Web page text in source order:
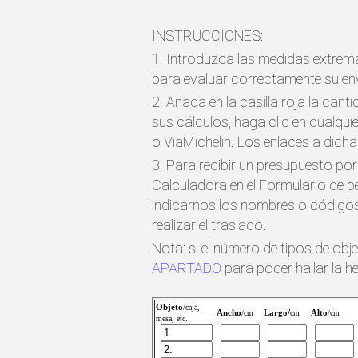
INSTRUCCIONES:
1. Introduzca las medidas
para evaluar correctamente su
2. Añada en la casilla roja la
sus cálculos, haga clic en
o ViaMichelin. Los enlaces a
3. Para recibir un presupuesto
Calculadora en el Formulario de
indicarnos los nombres o
realizar el traslado.
Nota: si el número de tipos de
APARTADO para poder hallar la
Objeto/caja,
mesa, etc.
Ancho/cm Largo/cm Alto/cm